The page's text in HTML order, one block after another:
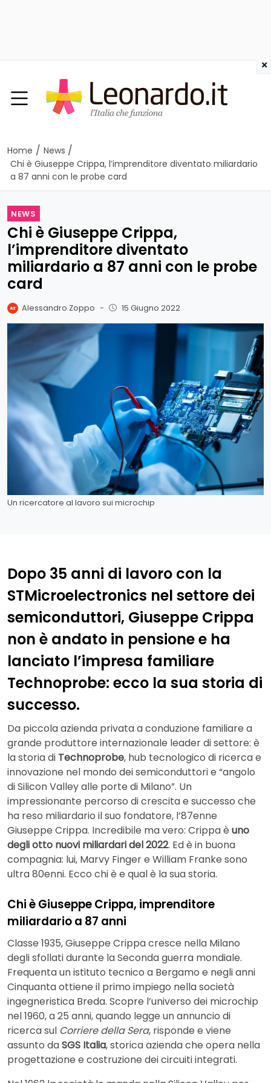
Home / News /
Chi è Giuseppe Crippa, l’imprenditore diventato miliardario
a 87 anni con le probe card
NEWS
Chi è Giuseppe Crippa,
l’imprenditore diventato
miliardario a 87 anni con le probe
card
Alessandro Zoppo - 15 Giugno 2022
Un ricercatore al lavoro sui microchip
Dopo 35 anni di lavoro con la
STMicroelectronics nel settore dei
semiconduttori, Giuseppe Crippa
non è andato in pensione e ha
lanciato l’impresa familiare
Technoprobe: ecco la sua storia di
successo.
Da piccola azienda privata a conduzione familiare a
grande produttore internazionale leader di settore: è
la storia di Technoprobe, hub tecnologico di ricerca e
innovazione nel mondo dei semiconduttori e “angolo
di Silicon Valley alle porte di Milano”. Un
impressionante percorso di crescita e successo che
ha reso miliardario il suo fondatore, l’87enne
Giuseppe Crippa. Incredibile ma vero: Crippa è uno
degli otto nuovi miliardari del 2022. Ed è in buona
compagnia: lui, Marvy Finger e William Franke sono
ultra 80enni. Ecco chi è e qual è la sua storia.
Chi è Giuseppe Crippa, imprenditore
miliardario a 87 anni
Classe 1935, Giuseppe Crippa cresce nella Milano
degli sfollati durante la Seconda guerra mondiale.
Frequenta un istituto tecnico a Bergamo e negli anni
Cinquanta ottiene il primo impiego nella società
ingegneristica Breda. Scopre l’universo dei microchip
nel 1960, a 25 anni, quando legge un annuncio di
ricerca sul Corriere della Sera, risponde e viene
assunto daSGS Italia, storica azienda che opera nella
progettazione e costruzione dei circuiti integrati.
×